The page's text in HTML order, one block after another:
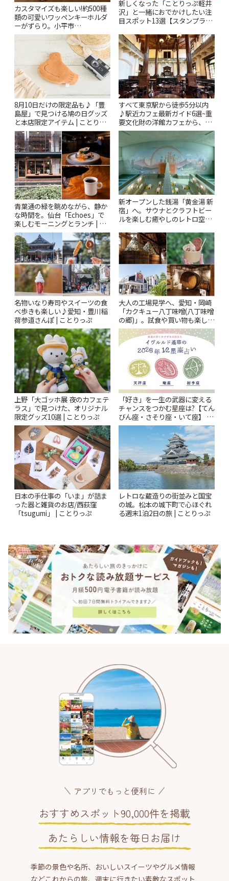
カスタマイズも楽しい!約500種
類の可愛いワッペンキーホルダ
ーがずらり。小平市
「Kimamaya T&K」 | ことりっ
新しくなった「ことりっぷ軽井
沢」と一緒におでかけしたい注
目スポット13選【スタンプラリ
8月10日だけの限定品も♪「豊
島屋」で見つける鳩の日グッズ
と本店限定アイテム | ことりっ
ぷ
すべて東京駅から徒歩5分以内
♪駅近カフェ最新ガイド6選~重
要文化財の洋館カフェから、改
札すぐのレトロ喫茶まで~ | こと
青葉通の緑を眺めながら、静か
な時間を。仙台「Echoes」で
楽しむモーニングとランチ | こ
とりっぷ
新オープンした銭湯「黄金湯 新
宿」へ。サウナとクラフトビー
ルを楽しむ癒やしのレトロ空間
名物いなり寿司やスイーツの食
べ歩きも楽しい♪愛知・豊川稲
荷参道さんぽ | ことりっぷ
大人の工場見学へ、愛知・岡崎
「カクキュー八丁味噌(八丁味噌
の郷)」。試食や買い物も楽しみ
♪ | ことりっぷ
上野「大ゴッホ展 夜のカフェテ
ラス」で見つけた、オリジナル
限定グッズ10選 | ことりっぷ
「好き」を一生の武器に変える
チャンスをつかむ星座は?【てん
びん座・さそり座・いて座】 イ
ヴルルド遙華2026年 夏の運勢
~Summer~ | ことりっぷ
日本の手仕事の「いま」が詰ま
った器と雑貨のお店/西荻窪
「tsugumi」 | ことりっぷ
レトロな蔵造りの街並みと国宝
の城。松本の城下町で心ほぐれ
る週末1泊2日の旅 | ことりっぷ
アプリでもっと便利に
おすすめスポット90,000件を掲載
あたらしい情報を毎日お届け
季節の景色や名所、おいしいスイーツやグルメ情報
などこれからの旅、週末に行きたい素敵なスポット